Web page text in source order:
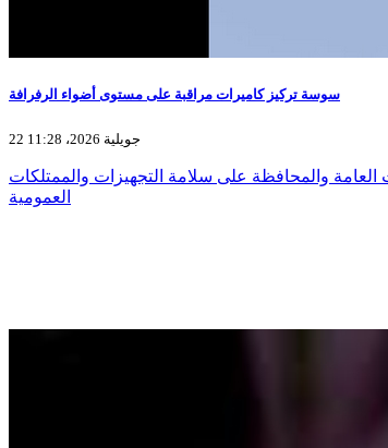
سوسة تركيز كاميرات مراقبة على مستوى أضواء الرفرافة
22 جويلية 2026، 11:28
والمحافظة على سلامة التجهيزات والممتلكات
العمومية